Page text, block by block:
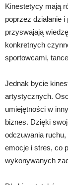
Kinestetycy mają
poprzez działanie
przyswajają
konkretnych
sportowcami,
Jednak bycie
artystycznych.
umiejętności w
biznes. Dzięki
odczuwania
emocje i stres, co
wykonywanych